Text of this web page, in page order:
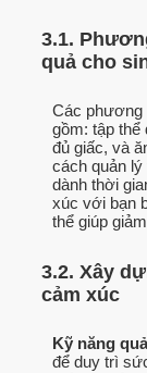
3.1.
quả cho
Các phương
gồm: tập thể
đủ giấc, và
cách quản
dành thời
xúc với bạn
thể giúp
3.2. Xây
cảm xúc
Kỹ năng
để duy trì